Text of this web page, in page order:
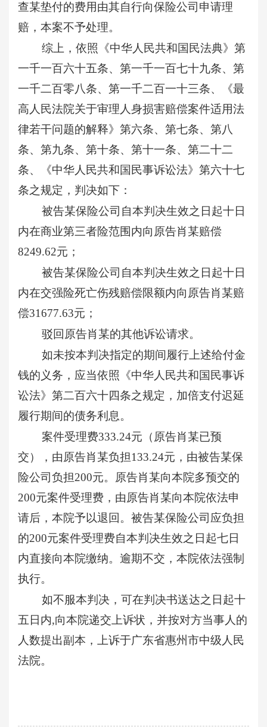
查某垫付的费用由其自行向保险公司申请理
赔，本案不予处理。
综上，依照《中华人民共和国民法典》第
一千一百六十五条、第一千一百七十九条、第
一千二百零八条、第一千二百一十三条、《最
高人民法院关于审理人身损害赔偿案件适用法
律若干问题的解释》第六条、第七条、第八
条、第九条、第十条、第十一条、第二十二
条、《中华人民共和国民事诉讼法》第六十七
条之规定，判决如下：
被告某保险公司自本判决生效之日起十日
内在商业第三者险范围内向原告肖某赔偿
8249.62元；
被告某保险公司自本判决生效之日起十日
内在交强险死亡伤残赔偿限额内向原告肖某赔
偿31677.63‬元；
驳回原告肖某的其他诉讼请求。
如未按本判决指定的期间履行上述给付金
钱的义务，应当依照《中华人民共和国民事诉
讼法》第二百六十四条之规定，加倍支付迟延
履行期间的债务利息。
案件受理费333.24元（原告肖某已预
交），由原告肖某负担133.24元，由被告某保
险公司负担200元。原告肖某向本院多预交的
200元案件受理费，由原告肖某向本院依法申
请后，本院予以退回。被告某保险公司应负担
的200元案件受理费自本判决生效之日起七日
内直接向本院缴纳。逾期不交，本院依法强制
执行。
如不服本判决，可在判决书送达之日起十
五日内,向本院递交上诉状，并按对方当事人的
人数提出副本，上诉于广东省惠州市中级人民
法院。